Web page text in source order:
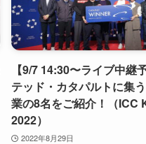
【9/7 14:30〜ライブ中継
テッド・カタパルトに集
業の8名をご紹介！（ICC
2022）
2022年8月29日